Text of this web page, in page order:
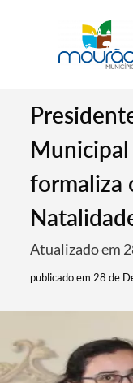
formaliza
Atualizado em
publicado em 28 de